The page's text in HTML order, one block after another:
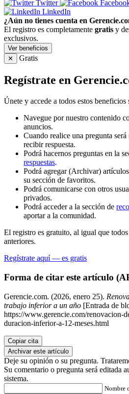
Twitter
LinkedIn
¿Aún no tienes cuenta en
El registro es completamente gratis y
exclusivos.
Ver beneficios
✕
Gratis
Regístrate en
Únete y accede a todos estos beneficios
Navegue por nuestro contenido
anuncios.
Cuando realice una pregunta
recibir respuesta.
Podrá hacernos preguntas en la
respuestas.
Podrá agregar (Archivar)
su sección de favoritos.
Podrá comunicarse con otros
privados.
Podrá acceder a la sección de
aportar a la comunidad.
El registro es gratuito, al igual que
anteriores.
Regístrate aquí — es gratis
Forma de citar este artículo
Gerencie.com. (2026, enero 25).
trabajo inferior a un año [Entrada de
https://www.gerencie.com/renovacion-
duracion-inferior-a-12-meses.html
Copiar cita
Archivar este artículo
Deje su opinión o su pregunta.
Su comentario o pregunta será editada
sistema.
Nombre